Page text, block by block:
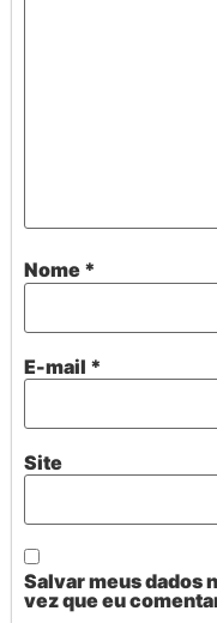
Nome *
E-mail *
Site
Salvar meus dados
vez que eu